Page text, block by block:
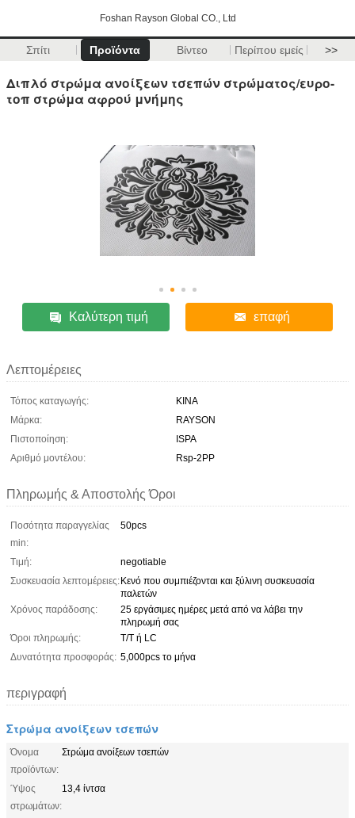
Foshan Rayson Global CO., Ltd
Σπίτι Προϊόντα Βίντεο Περίπου εμείς >>
Διπλό στρώμα ανοίξεων τσεπών στρώματος/ευρο-
τοπ στρώμα αφρού μνήμης
Καλύτερη τιμή επαφή
Λεπτομέρειες
Τόπος καταγωγής:
ΚΙΝΑ
Μάρκα:
RAYSON
Πιστοποίηση:
ISPA
Αριθμό μοντέλου:
Rsp-2PP
Πληρωμής & Αποστολής Όροι
Ποσότητα παραγγελίας
min:
50pcs
Τιμή:
negotiable
Συσκευασία λεπτομέρειες:Κενό που συμπιέζονται και ξύλινη συσκευασία
παλετών
Χρόνος παράδοσης:
25 εργάσιμες ημέρες μετά από να λάβει την
πληρωμή σας
Όροι πληρωμής:
T/T ή LC
Δυνατότητα προσφοράς: 5,000pcs το μήνα
περιγραφή
Στρώμα ανοίξεων τσεπών
Όνομα
προϊόντων:
Στρώμα ανοίξεων τσεπών
Ύψος
στρωμάτων:
13,4 ίντσα